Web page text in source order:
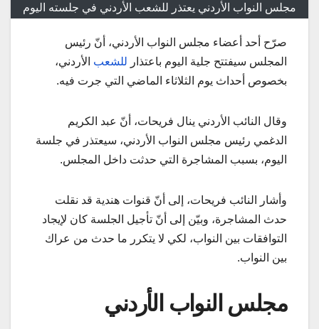
مجلس النواب الأردني يعتذر للشعب الأردني في جلسته اليوم
صرّح أحد أعضاء مجلس النواب الأردني، أنّ رئيس
المجلس سيفتتح جلية اليوم باعتذار للشعب الأردني،
بخصوص أحداث يوم الثلاثاء الماضي التي جرت فيه.
وقال النائب الأردني ينال فريحات، أنّ عبد الكريم
الدغمي رئيس مجلس النواب الأردني، سيعتذر في جلسة
اليوم، بسبب المشاجرة التي حدثت داخل المجلس.
وأشار النائب فريحات، إلى أنّ قنوات هندية قد نقلت
حدث المشاجرة، وبيّن إلى أنّ تأجيل الجلسة كان لإيجاد
التوافقات بين النواب، لكي لا يتكرر ما حدث من عراك
بين النواب.
مجلس النواب الأردني